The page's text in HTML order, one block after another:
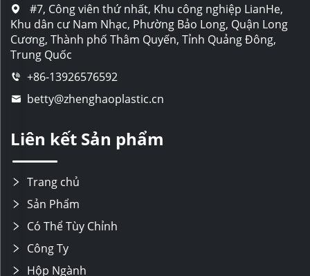
#7, Công viên thứ nhất, Khu công nghiệp LianHe,
Khu dân cư Nam Nhạc, Phường Bảo Long, Quận Long
Cương, Thành phố Thâm Quyến, Tỉnh Quảng Đông,
Trung Quốc
+86-13926576592
betty@zhenghaoplastic.cn
Liên kết Sản phẩm
Trang chủ
Sản Phẩm
Có Thể Tùy Chỉnh
Công Ty
Hộp Ngành